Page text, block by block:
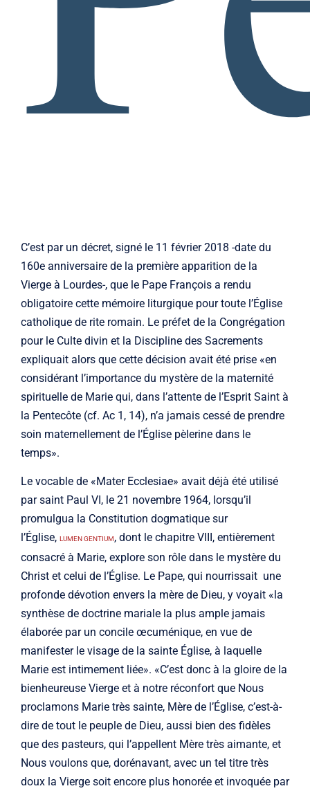
C’est par un décret, signé le 11 février 2018 -date du
160e anniversaire de la première apparition de la
Vierge à Lourdes-, que le Pape François a rendu
obligatoire cette mémoire liturgique pour toute l’Église
catholique de rite romain. Le préfet de la Congrégation
pour le Culte divin et la Discipline des Sacrements
expliquait alors que cette décision avait été prise «en
considérant l’importance du mystère de la maternité
spirituelle de Marie qui, dans l’attente de l’Esprit Saint à
la Pentecôte (cf. Ac 1, 14), n’a jamais cessé de prendre
soin maternellement de l’Église pèlerine dans le
temps».
Le vocable de «Mater Ecclesiae» avait déjà été utilisé
par saint Paul VI, le 21 novembre 1964, lorsqu’il
promulgua la Constitution dogmatique sur
l’Église, LUMEN GENTIUM, dont le chapitre VIII, entièrement
consacré à Marie, explore son rôle dans le mystère du
Christ et celui de l’Église. Le Pape, qui nourrissait une
profonde dévotion envers la mère de Dieu, y voyait «la
synthèse de doctrine mariale la plus ample jamais
élaborée par un concile œcuménique, en vue de
manifester le visage de la sainte Église, à laquelle
Marie est intimement liée». «C’est donc à la gloire de la
bienheureuse Vierge et à notre réconfort que Nous
proclamons Marie très sainte, Mère de l’Église, c’est-à-
dire de tout le peuple de Dieu, aussi bien des fidèles
que des pasteurs, qui l’appellent Mère très aimante, et
Nous voulons que, dorénavant, avec un tel titre très
doux la Vierge soit encore plus honorée et invoquée par